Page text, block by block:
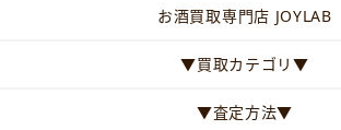
お酒買取専門店 JOYLAB
▼買取カテゴリ▼
▼査定方法▼